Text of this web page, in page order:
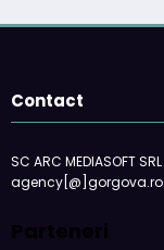
Contact
SC ARC MEDIASOFT SRL
agency[@]gorgova.ro
Parteneri